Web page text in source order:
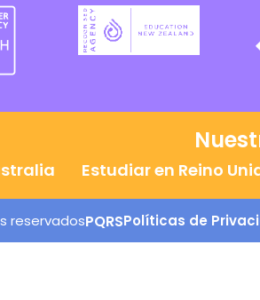
Estudiar en Reino
reservadosPQRSPolíticas de